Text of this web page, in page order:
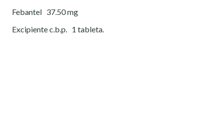
Febantel 37.50 mg
Excipiente c.b.p. 1 tableta.